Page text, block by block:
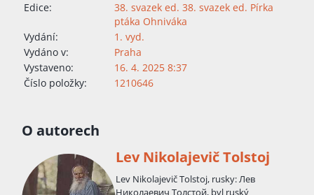
Edice:
38. svazek ed. 38. svazek ed. Pírka
ptáka Ohniváka
Vydání:
1. vyd.
Vydáno v:
Praha
Vystaveno:
16. 4. 2025 8:37
Číslo položky:
1210646
O autorech
Lev Nikolajevič Tolstoj
Lev Nikolajevič Tolstoj, rusky: Лев
Николаевич Толстой, byl ruský